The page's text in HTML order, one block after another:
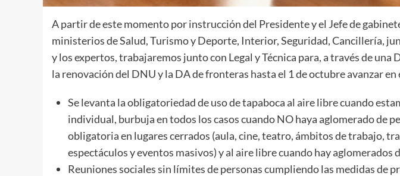
A partir de este momento por instrucción del Presidente y el Jefe de
ministerios de Salud, Turismo y Deporte, Interior, Seguridad, Cancillería,
y los expertos, trabajaremos junto con Legal y Técnica para, a través de una
la renovación del DNU y la DA de fronteras hasta el 1 de octubre avanzar en
Se levanta la obligatoriedad de uso de tapaboca al aire libre cuando
individual, burbuja en todos los casos cuando NO haya aglomerado de
obligatoria en lugares cerrados (aula, cine, teatro, ámbitos de trabajo,
espectáculos y eventos masivos) y al aire libre cuando hay aglomerados
Reuniones sociales sin límites de personas cumpliendo las medidas de